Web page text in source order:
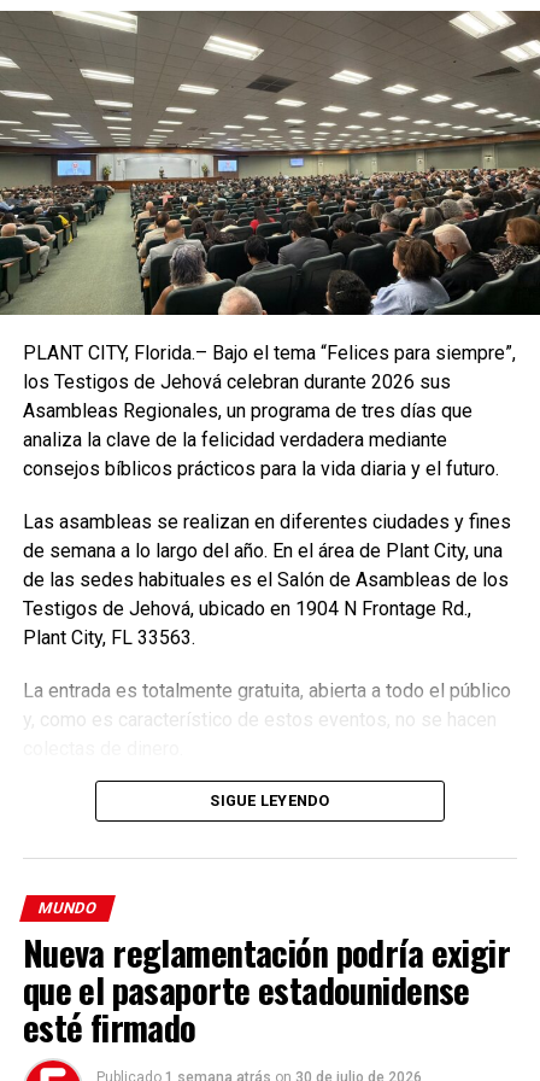
la leyenda con la que concluye el video.
En la publicación que acompaña al video, la ONG destaca
que “pese a estar prohibido en 40 países, la práctica es
completamente legal en la mayor parte del mundo e
incluso está volviendo en algunas regiones, sometiendo a
miles de animales a sufrimientos y muertes innecesarias”.
En esa línea, Jeffrey Flocken, el presidente de la
organización, pidió “aunar esfuerzos para prohibir la
práctica a nivel global”. “Actualmente hay numerosos
comprobar la seguridad de los productos, por lo que no
hay excusas para que animales como Ralph sufran”,
agregó. De la campaña también participaron los actores
Zac Efron, Pom Klementieff, Tricia Helfer y Olivia Munn.
están puestos sobre todo en 16 países, entre ellos Brasil,
Canadá, Chile, México y Sudáfrica, además de 10 naciones
ubicadas en el sudeste asiático.
“La HSI también defiende las prohibiciones existentes
donde las autoridades están intentando explotar un vacío
prácticas de todos estos países, llevándolos al futuro sin
crueldad que el público y los consumidores esperan”,
Conecta con Enfoque Now en todas nuestras Redes
Sociales:
Instagram :@EnfoqueNow
PLANT CITY, Florida.– Bajo el tema “Felices para siempre”,
los Testigos de Jehová celebran durante 2026 sus
Asambleas Regionales, un programa de tres días que
analiza la clave de la felicidad verdadera mediante
consejos bíblicos prácticos para la vida diaria y el futuro.
Las asambleas se realizan en diferentes ciudades y fines
de semana a lo largo del año. En el área de Plant City, una
de las sedes habituales es el Salón de Asambleas de los
Testigos de Jehová, ubicado en 1904 N Frontage Rd.,
Plant City, FL 33563.
La entrada es totalmente gratuita, abierta a todo el público
y, como es característico de estos eventos, no se hacen
SIGUE LEYENDO
MUNDO
Nueva reglamentación podría exigir
que el pasaporte estadounidense
esté firmado
Publicado 1 semana atrás on 30 de julio de 2026